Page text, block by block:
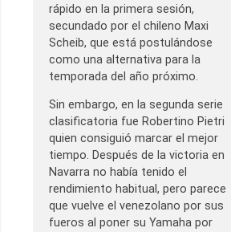
rápido en la primera sesión,
secundado por el chileno Maxi
Scheib, que está postulándose
como una alternativa para la
temporada del año próximo.
Sin embargo, en la segunda serie
clasificatoria fue Robertino Pietri
quien consiguió marcar el mejor
tiempo. Después de la victoria en
Navarra no había tenido el
rendimiento habitual, pero parece
que vuelve el venezolano por sus
fueros al poner su Yamaha por